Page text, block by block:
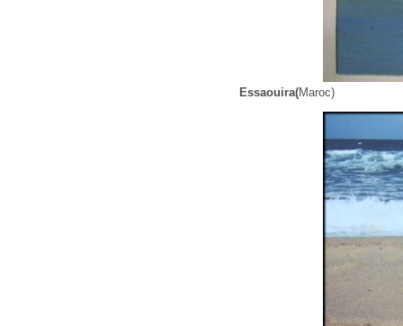
Essaouira(Maroc)